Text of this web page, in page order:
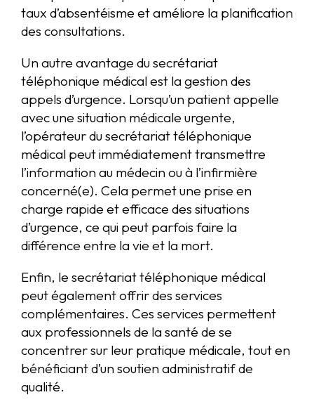
taux d’absentéisme et améliore la planification
des consultations.
Un autre avantage du secrétariat
téléphonique médical est la gestion des
appels d’urgence. Lorsqu’un patient appelle
avec une situation médicale urgente,
l’opérateur du secrétariat téléphonique
médical peut immédiatement transmettre
l’information au médecin ou à l’infirmière
concerné(e). Cela permet une prise en
charge rapide et efficace des situations
d’urgence, ce qui peut parfois faire la
différence entre la vie et la mort.
Enfin, le secrétariat téléphonique médical
peut également offrir des services
complémentaires. Ces services permettent
aux professionnels de la santé de se
concentrer sur leur pratique médicale, tout en
bénéficiant d’un soutien administratif de
qualité.